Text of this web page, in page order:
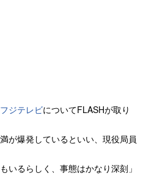
フジテレビについてFLASHが取り
が爆発しているといい、現役局員
いるらしく、事態はかなり深刻」